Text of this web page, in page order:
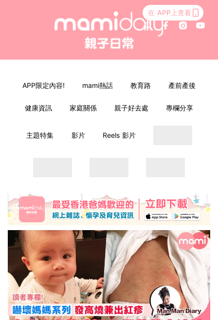
在 APP上查看
APP限定內容! mami熱話 教育路 產前產後
健康資訊 家庭關係 親子好去處 專欄分享
主題特集 影片 Reels 影片